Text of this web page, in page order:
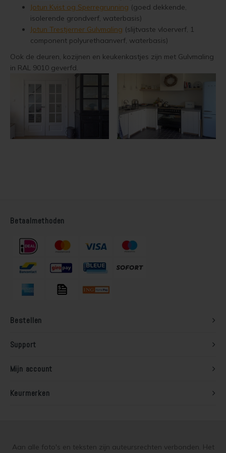
Steigerhout verven
Vurenhout behandelen
Vurenhout olien
Vurenhout verven
Houten vloer verven
Houten vloer lakken
Trap verven
Trap lakken
Houten vloer schuren
Tegels coaten en/of schilderen
Jotun Oxan Olie als basis voor de vloer
Vloerverf voor binnen
Muur verven zonder strepen
Jotun Kvist og Sperregrunning (goed dekkende,
isolerende grondverf, waterbasis)
Jotun Trestjerner Gulvmaling (slijtvaste vloerverf, 1
component polyurethaanverf, waterbasis)
Ook de deuren, kozijnen en keukenkastjes zijn met Gulvmaling
in RAL 9010 geverfd.
Betaalmethoden
Bestellen
Support
Mijn account
Keurmerken
Aan alle foto's en teksten zijn auteursrechten verbonden. Het